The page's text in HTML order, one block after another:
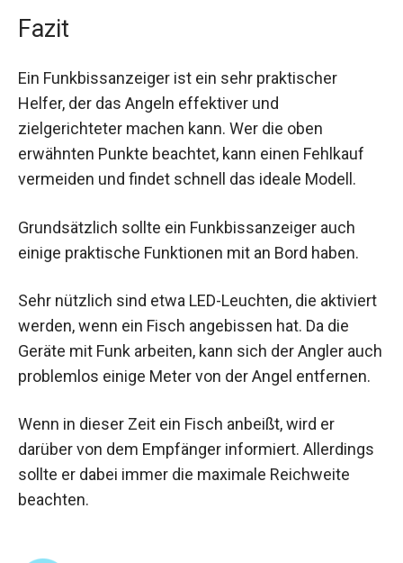
Fazit
Ein Funkbissanzeiger ist ein sehr praktischer
Helfer, der das Angeln effektiver und
zielgerichteter machen kann. Wer die oben
erwähnten Punkte beachtet, kann einen Fehlkauf
vermeiden und findet schnell das ideale Modell.
Grundsätzlich sollte ein Funkbissanzeiger auch
einige praktische Funktionen mit an Bord haben.
Sehr nützlich sind etwa LED-Leuchten, die aktiviert
werden, wenn ein Fisch angebissen hat. Da die
Geräte mit Funk arbeiten, kann sich der Angler auch
problemlos einige Meter von der Angel entfernen.
Wenn in dieser Zeit ein Fisch anbeißt, wird er
darüber von dem Empfänger informiert. Allerdings
sollte er dabei immer die maximale Reichweite
beachten.